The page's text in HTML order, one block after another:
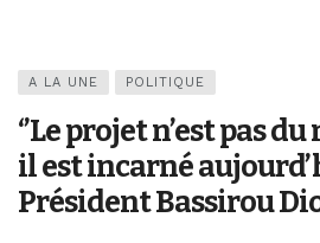
A LA UNE POLITIQUE
‘’Le projet n’est pas
il est incarné
Président Bassirou